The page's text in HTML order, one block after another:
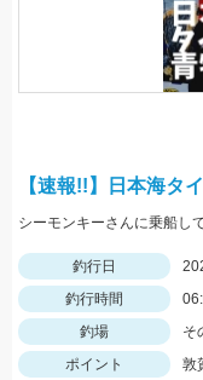
【速報!!】日本海タ
釣行日
釣行時間
釣場
そ
ポイント
敦